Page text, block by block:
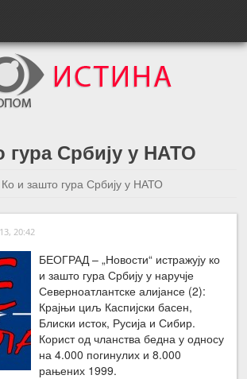
гура Србију у НАТО
Ко и зашто гура Србију у НАТО
←Претходна вест
Следећа вест →
20:42
БЕОГРАД – „Новости“ истражују ко
и зашто гура Србију у наручје
Северноатлантске алијансе (2):
Крајњи циљ Каспијски басен,
Блиски исток, Русија и Сибир.
Корист од чланства бедна у односу
на 4.000 погинулих и 8.000
рањених 1999.